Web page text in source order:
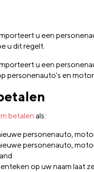
u een
u dit regelt.
u een
personenauto's en
betalen als:
personenauto,
personenauto,
op uw naam laat